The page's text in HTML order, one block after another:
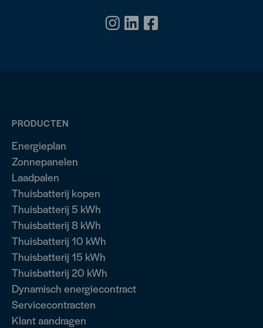
PRODUCTEN
Energieplan
Zonnepanelen
Laadpalen
Thuisbatterij kopen
Thuisbatterij 5 kWh
Thuisbatterij 8 kWh
Thuisbatterij 10 kWh
Thuisbatterij 15 kWh
Thuisbatterij 20 kWh
Dynamisch energiecontract
Servicecontracten
Klant aandragen